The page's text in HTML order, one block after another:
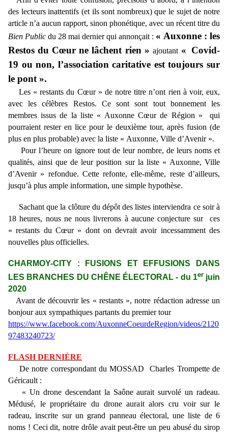
des lecteurs inattentifs (et ils sont nombreux) que le sujet de notre
article n’a aucun rapport, sinon phonétique, avec un récent titre du
Bien Public du 28 mai dernier qui annonçait : « Auxonne : les
Restos du Cœur ne lâchent rien » ajoutant« Covid-
19 ou non, l’association caritative est toujours sur
le pont ».
Les « restants du Cœur » de notre titre n’ont rien à voir, eux,
avec les célèbres Restos. Ce sont sont tout bonnement les
membres issus de la liste « Auxonne Cœur de Région » qui
pourraient rester en lice pour le deuxième tour, après fusion (de
plus en plus probable) avec la liste « Auxonne, Ville d’Avenir ».
Pour l’heure on ignore tout de leur nombre, de leurs noms et
qualités, ainsi que de leur position sur la liste « Auxonne, Ville
d’Avenir » refondue. Cette refonte, elle-même, reste d’ailleurs,
jusqu’à plus ample information, une simple hypothèse.
Sachant que la clôture du dépôt des listes interviendra ce soir à
18 heures, nous ne nous livrerons à aucune conjecture sur ces
« restants du Cœur » dont on devrait avoir incessamment des
nouvelles plus officielles.
CHARMOY-CITY : FUSIONS ET EFFUSIONS DANS
LES BRANCHES DU CHÊNE ÉLECTORAL - du 1erjuin
2020
Avant de découvrir les « restants », notre rédaction adresse un
bonjour aux sympathiques partants du premier tour
https://www.facebook.com/AuxonneCoeurdeRegion/videos/2120
97483240723/
FLASH DERNIÈRE
De notre correspondant du MOSSAD Charles Trompette de
Géricault :
« Un drone descendant la Saône aurait survolé un radeau.
Médusé, le propriétaire du drone aurait alors cru voir sur le
radeau, inscrite sur un grand panneau électoral, une liste de 6
noms ! Ceci dit, notre drôle avait peut-être un peu abusé du sirop